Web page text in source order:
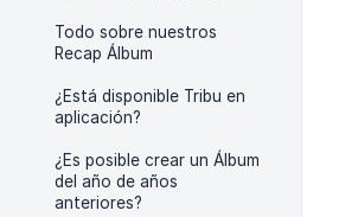
Todo sobre nuestros
Recap Álbum
¿Está disponible Tribu en
aplicación?
¿Es posible crear un Álbum
del año de años
anteriores?